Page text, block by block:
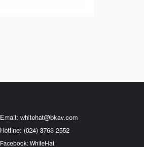
Email: whitehat@bkav.com
Hotline: (024) 3763 2552
Facebook: WhiteHat